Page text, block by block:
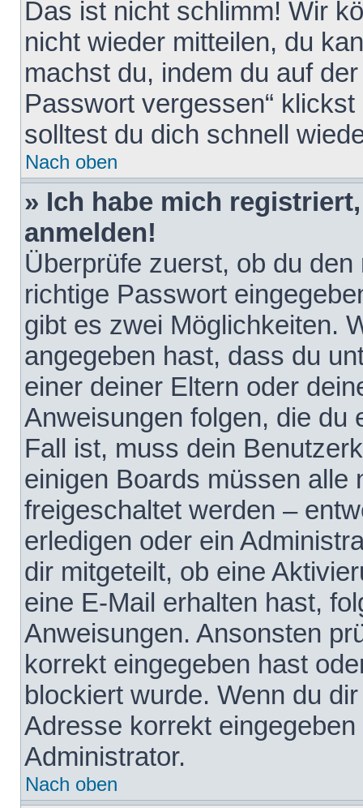
Das ist nicht schlimm! Wir
nicht wieder mitteilen, du
machst du, indem du auf
Passwort vergessen“
solltest du dich schnell
Nach oben
» Ich habe mich
anmelden!
Überprüfe zuerst, ob du
richtige Passwort
gibt es zwei Möglichkeiten.
angegeben hast, dass du
einer deiner Eltern oder
Anweisungen folgen, die du
Fall ist, muss dein
einigen Boards müssen alle
freigeschaltet werden –
erledigen oder ein
dir mitgeteilt, ob eine
eine E-Mail erhalten hast,
Anweisungen. Ansonsten
korrekt eingegeben hast
blockiert wurde. Wenn du
Adresse korrekt
Administrator.
Nach oben